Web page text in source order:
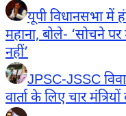
यूपी विधानसभा में
महाना, बोले- ‘सोचने
नहीं’
JPSC-JSSC
वार्ता के लिए चार